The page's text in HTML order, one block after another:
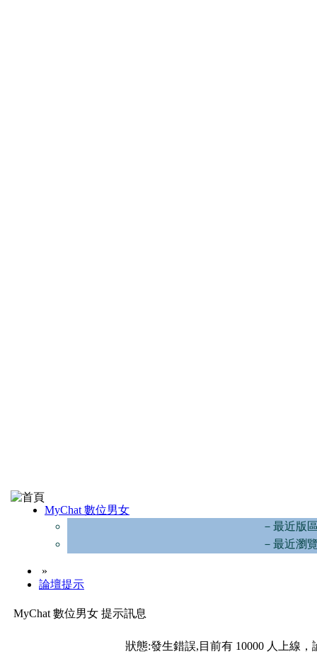
MyChat 數位男女
－最近版
－最近瀏
»
論壇提示
MyChat 數位男女 提示訊息
狀態:發生錯誤,目前有 10000 人上線